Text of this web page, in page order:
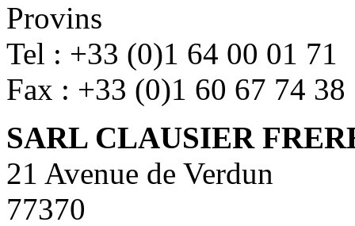
Provins
Tel : +33 (0)1 64 00 01 71
Fax : +33 (0)1 60 67 74 38
SARL CLAUSIER
21 Avenue de Verdun
77370